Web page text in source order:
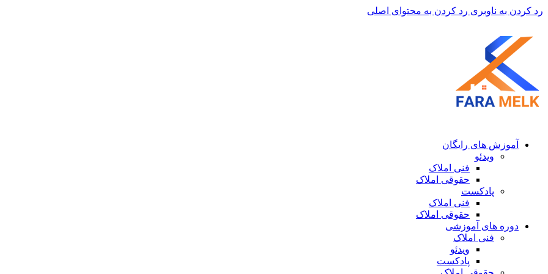
رد کردن به ناوبری رد کردن به محتوای اصلی
آموزش های رایگان
ویدئو
فنی املاک
حقوقی املاک
پادکست
فنی املاک
حقوقی املاک
دوره های آموزشی
فنی املاک
ویدئو
پادکست